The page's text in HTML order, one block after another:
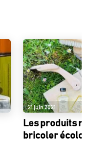
21 juin 2021
Les produits
bricoler écolo